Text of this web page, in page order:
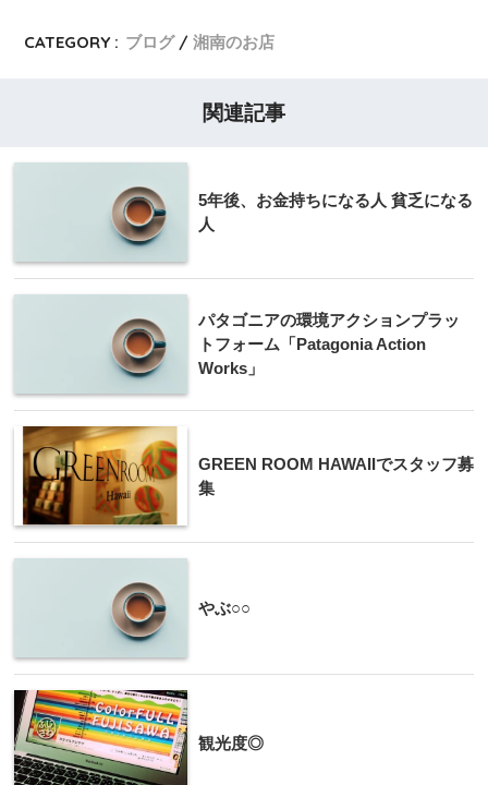
CATEGORY : ブログ 湘南のお店
関連記事
5年後、お金持ちになる人 貧乏になる
人
パタゴニアの環境アクションプラッ
トフォーム「Patagonia Action
Works」
GREEN ROOM HAWAIIでスタッフ募
集
やぶ○○
観光度◎